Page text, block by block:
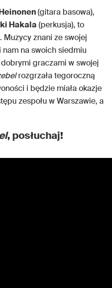
(gitara basowa),
Hakala (perkusja), to
. Muzycy znani ze swojej
na swoich siedmiu
graczami w swojej
rozgrzała tegoroczną
i będzie miała okazje
zespołu w Warszawie, a
, posłuchaj!